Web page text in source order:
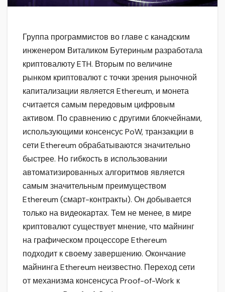
Группа программистов во главе с канадским
инженером Виталиком Бутериным разработала
криптовалюту ETH. Вторым по величине
рынком криптовалют с точки зрения рыночной
капитализации является Ethereum, и монета
считается самым передовым цифровым
активом. По сравнению с другими блокчейнами,
использующими консенсус PoW, транзакции в
сети Ethereum обрабатываются значительно
быстрее. Но гибкость в использовании
автоматизированных алгоритмов является
самым значительным преимуществом
Ethereum (смарт-контракты). Он добывается
только на видеокартах. Тем не менее, в мире
криптовалют существует мнение, что майнинг
на графическом процессоре Ethereum
подходит к своему завершению. Окончание
майнинга Ethereum неизвестно. Переход сети
от механизма консенсуса Proof-of-Work к